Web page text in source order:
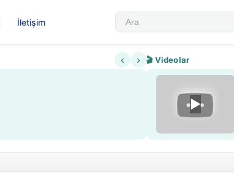
İletişim
‹ › 🎬 Videolar
▶